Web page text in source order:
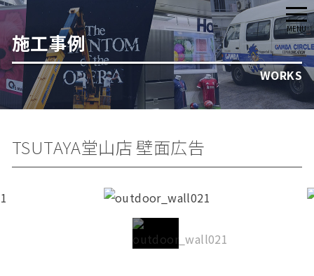
施工事例
WORKS
TSUTAYA堂山店 壁面広告
メ
ニ
ュ
ー
MENU